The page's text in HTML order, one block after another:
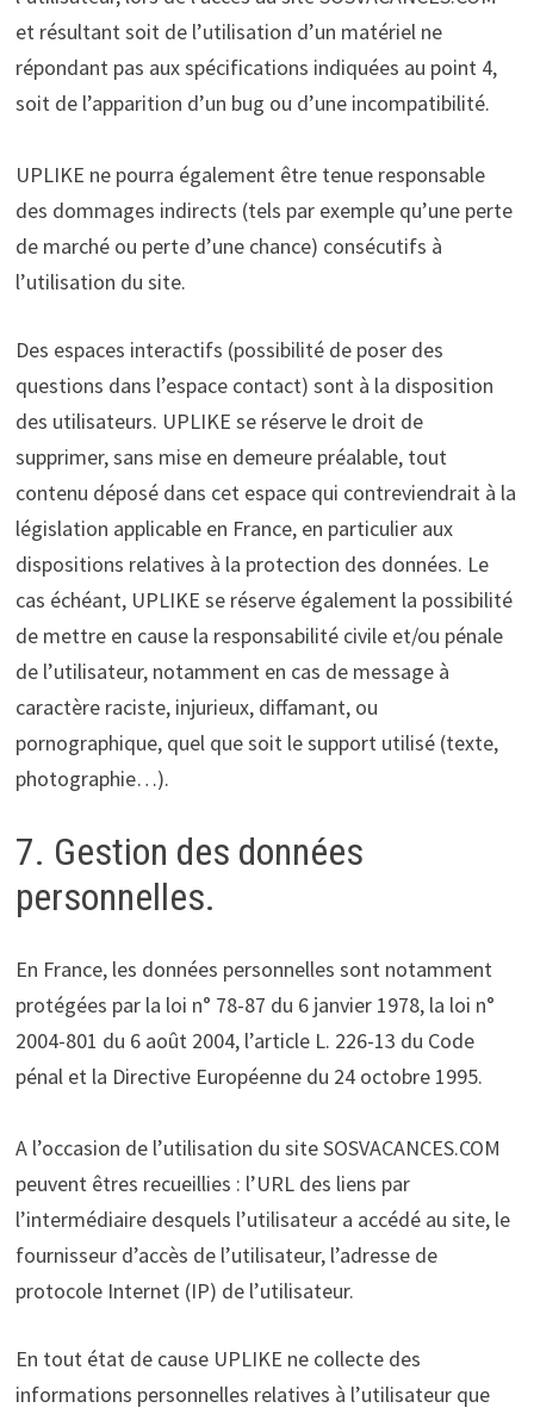
et résultant soit de l’utilisation d’un matériel ne
répondant pas aux spécifications indiquées au point 4,
soit de l’apparition d’un bug ou d’une incompatibilité.
UPLIKE ne pourra également être tenue responsable
des dommages indirects (tels par exemple qu’une perte
de marché ou perte d’une chance) consécutifs à
l’utilisation du site.
Des espaces interactifs (possibilité de poser des
questions dans l’espace contact) sont à la disposition
des utilisateurs. UPLIKE se réserve le droit de
supprimer, sans mise en demeure préalable, tout
contenu déposé dans cet espace qui contreviendrait à la
législation applicable en France, en particulier aux
dispositions relatives à la protection des données. Le
cas échéant, UPLIKE se réserve également la possibilité
de mettre en cause la responsabilité civile et/ou pénale
de l’utilisateur, notamment en cas de message à
caractère raciste, injurieux, diffamant, ou
pornographique, quel que soit le support utilisé (texte,
photographie…).
7. Gestion des données
personnelles.
En France, les données personnelles sont notamment
protégées par la loi n° 78-87 du 6 janvier 1978, la loi n°
2004-801 du 6 août 2004, l’article L. 226-13 du Code
pénal et la Directive Européenne du 24 octobre 1995.
A l’occasion de l’utilisation du site SOSVACANCES.COM
peuvent êtres recueillies : l’URL des liens par
l’intermédiaire desquels l’utilisateur a accédé au site, le
fournisseur d’accès de l’utilisateur, l’adresse de
protocole Internet (IP) de l’utilisateur.
En tout état de cause UPLIKE ne collecte des
informations personnelles relatives à l’utilisateur que